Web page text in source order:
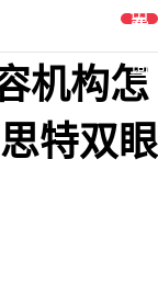
机构怎
特双眼
免
费
线
咨
询